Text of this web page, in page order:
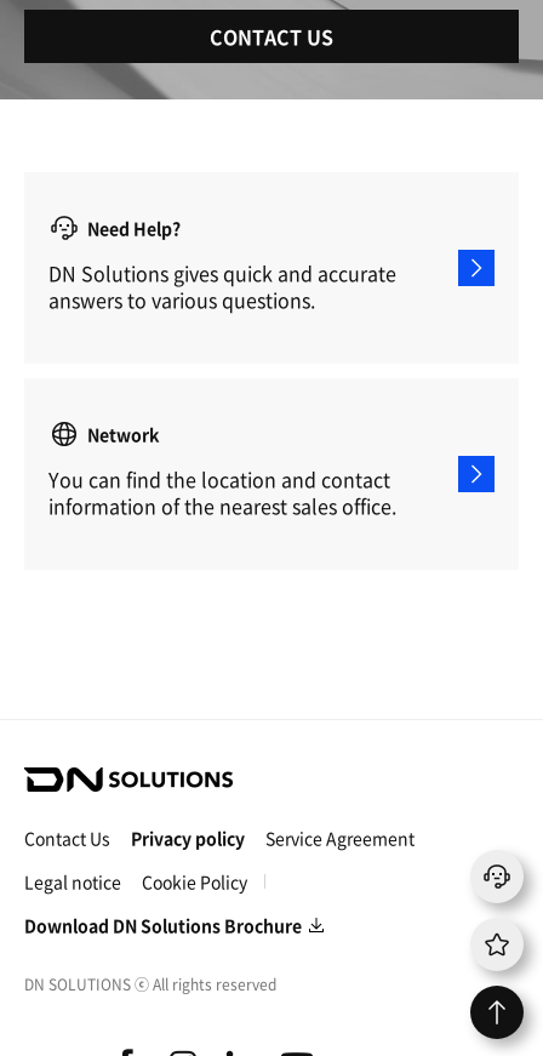
CONTACT US
Need Help?
DN Solutions gives quick and accurate
answers to various questions.
Network
You can find the location and contact
information of the nearest sales office.
D
S
o
l
t
o
n
Contact Us Privacy policy
Service Agreement
Legal notice
Cookie Policy
Download DN Solutions Brochure
DN SOLUTIONSⓒAll rights reserved